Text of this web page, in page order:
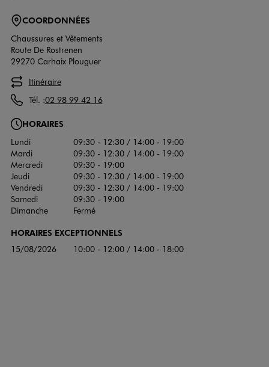
COORDONNÉES
Chaussures et Vêtements
Route De Rostrenen
29270 Carhaix Plouguer
Itinéraire
Tél. :02 98 99 42 16
HORAIRES
Lundi
09:30 - 12:30 / 14:00 - 19:00
Mardi
09:30 - 12:30 / 14:00 - 19:00
Mercredi
09:30 - 19:00
Jeudi
09:30 - 12:30 / 14:00 - 19:00
Vendredi
09:30 - 12:30 / 14:00 - 19:00
Samedi
09:30 - 19:00
Dimanche
Fermé
HORAIRES EXCEPTIONNELS
15/08/2026 10:00 - 12:00 / 14:00 - 18:00